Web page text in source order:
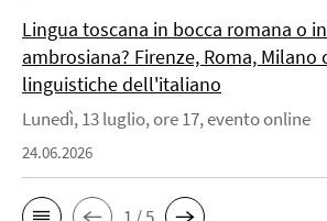
Lingua toscana in bocca romana o
ambrosiana? Firenze, Roma, Milano
linguistiche dell'italiano
Lunedì, 13 luglio, ore 17, evento online
24.06.2026